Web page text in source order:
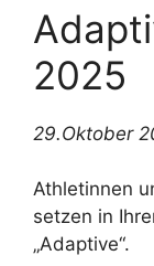
2025
29.Oktober
Athletinnen
setzen in
„Adaptive“.